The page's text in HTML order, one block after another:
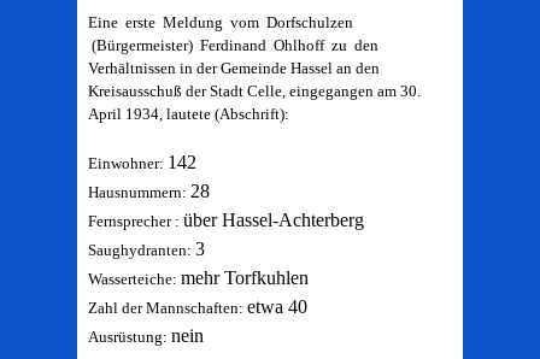
Eine erste Meldung vom Dorfschulzen
(Bürgermeister) Ferdinand Ohlhoff zu den
Verhältnissen in der Gemeinde Hassel an den
Kreisausschuß der Stadt Celle, eingegangen am 30.
April 1934, lautete (Abschrift):
Einwohner: 142
Hausnummern: 28
Fernsprecher :über Hassel-Achterberg
Saughydranten:3
Wasserteiche:mehr Torfkuhlen
Zahl der Mannschaften:etwa 40
Ausrüstung:nein